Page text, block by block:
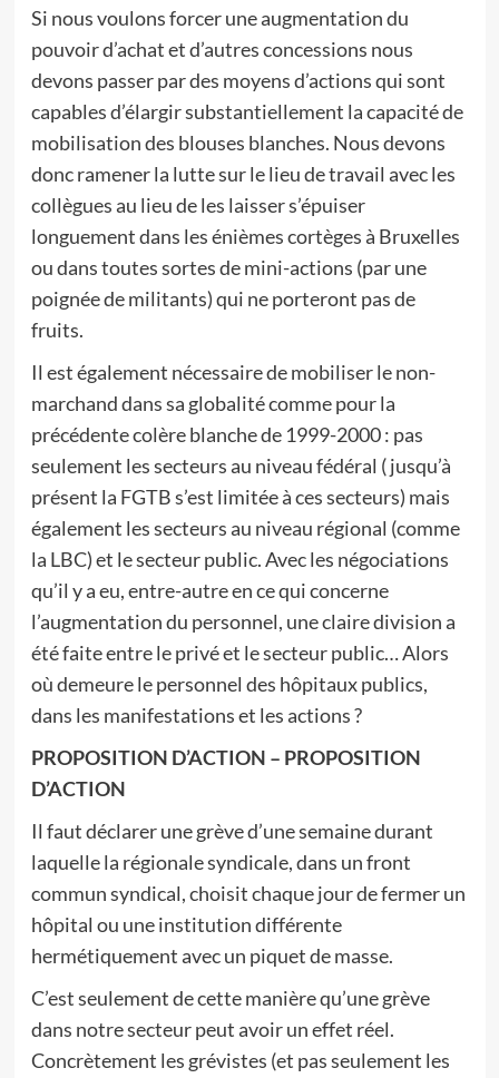
Si nous voulons forcer une augmentation du
pouvoir d’achat et d’autres concessions nous
devons passer par des moyens d’actions qui sont
capables d’élargir substantiellement la capacité de
mobilisation des blouses blanches. Nous devons
donc ramener la lutte sur le lieu de travail avec les
collègues au lieu de les laisser s’épuiser
longuement dans les énièmes cortèges à Bruxelles
ou dans toutes sortes de mini-actions (par une
poignée de militants) qui ne porteront pas de
fruits.
Il est également nécessaire de mobiliser le non-
marchand dans sa globalité comme pour la
précédente colère blanche de 1999-2000 : pas
seulement les secteurs au niveau fédéral ( jusqu’à
présent la FGTB s’est limitée à ces secteurs) mais
également les secteurs au niveau régional (comme
la LBC) et le secteur public. Avec les négociations
qu’il y a eu, entre-autre en ce qui concerne
l’augmentation du personnel, une claire division a
été faite entre le privé et le secteur public… Alors
où demeure le personnel des hôpitaux publics,
dans les manifestations et les actions ?
PROPOSITION D’ACTION – PROPOSITION
D’ACTION
Il faut déclarer une grève d’une semaine durant
laquelle la régionale syndicale, dans un front
commun syndical, choisit chaque jour de fermer un
hôpital ou une institution différente
hermétiquement avec un piquet de masse.
C’est seulement de cette manière qu’une grève
dans notre secteur peut avoir un effet réel.
Concrètement les grévistes (et pas seulement les